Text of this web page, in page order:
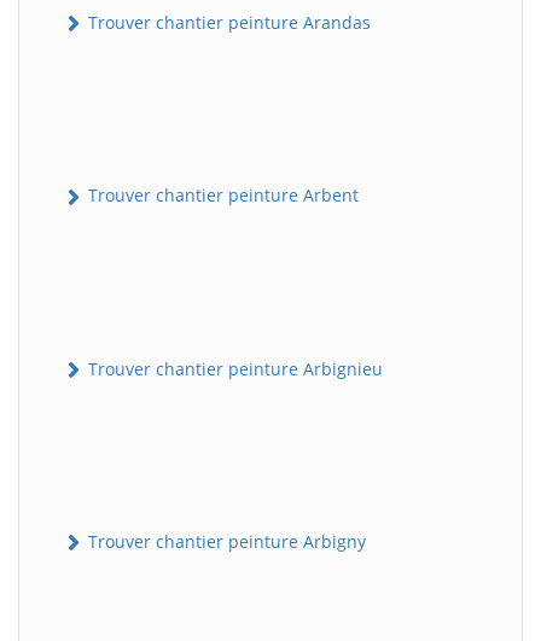
Trouver chantier peinture Arandas
Trouver chantier peinture Arbent
Trouver chantier peinture Arbignieu
Trouver chantier peinture Arbigny